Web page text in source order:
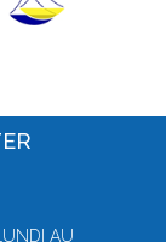
AU